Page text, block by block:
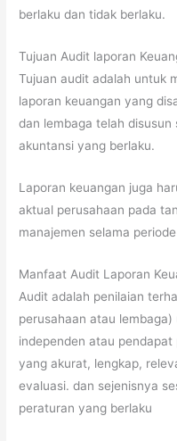
berlaku dan tidak berlaku.
Tujuan Audit laporan
Tujuan audit adalah untuk
laporan keuangan yang
dan lembaga telah
akuntansi yang berlaku.
Laporan keuangan juga
aktual perusahaan pada
manajemen selama
Manfaat Audit Laporan
Audit adalah penilaian
perusahaan atau
independen atau
yang akurat, lengkap,
evaluasi. dan sejenisnya
peraturan yang berlaku